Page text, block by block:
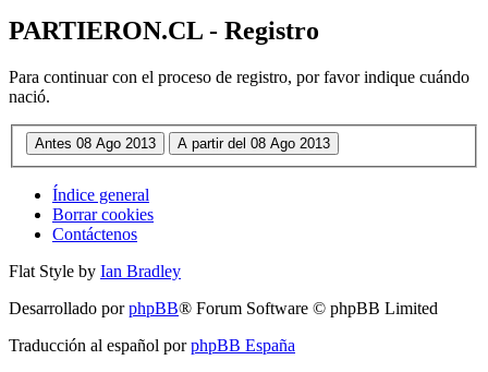
PARTIERON.CL - Registro
Para continuar con el proceso de registro, por favor indique cuándo
nació.
Índice general
Borrar cookies
Contáctenos
Flat Style by Ian Bradley
Desarrollado porphpBB® Forum Software © phpBB Limited
Traducción al español porphpBB España